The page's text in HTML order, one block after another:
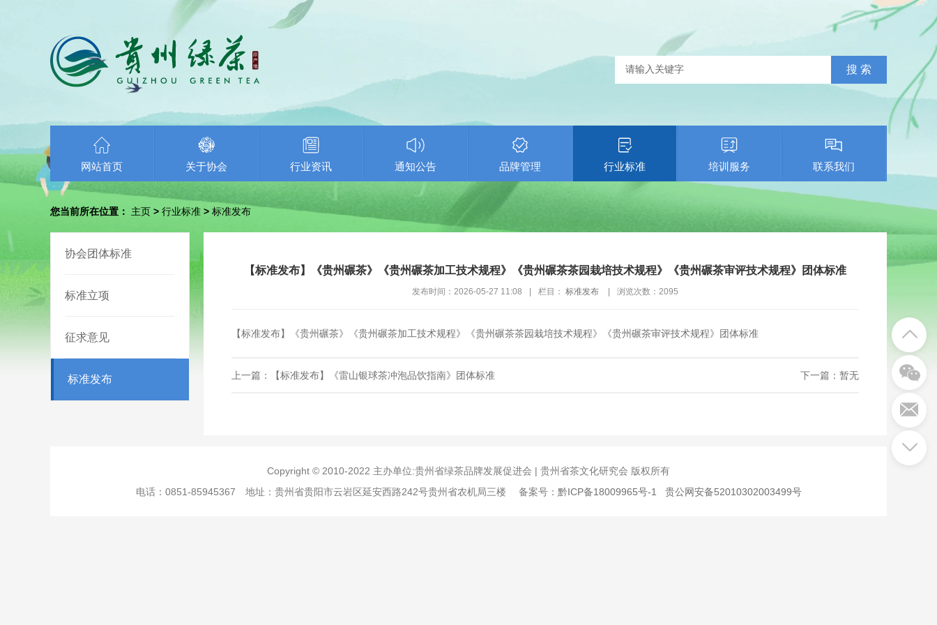
网站首页 关于协会 行业资讯 通知公告 品牌管理 行业标准 培训服务 联系我们
您当前所在位置： 主页 > 行业标准 > 标准发布
协会团体标准
标准立项
征求意见
标准发布
【标准发布】《贵州碾茶》《贵州碾茶加工技术规程》《贵州碾茶茶园栽培技术规程》《贵州碾茶审评技术规程》团体标准
发布时间：2026-05-27 11:08 栏目： 标准发布 浏览次数： 2095
【标准发布】《贵州碾茶》《贵州碾茶加工技术规程》《贵州碾茶茶园栽培技术规程》《贵州碾茶审评技术规程》团体标准
上一篇：【标准发布】《雷山银球茶冲泡品饮指南》团体标准 下一篇：暂无
Copyright © 2010-2022 主办单位:贵州省绿茶品牌发展促进会 | 贵州省茶文化研究会 版权所有
电话：0851-85945367 地址：贵州省贵阳市云岩区延安西路242号贵州省农机局三楼 备案号： 黔ICP备18009965号-1 贵公网安备52010302003499号